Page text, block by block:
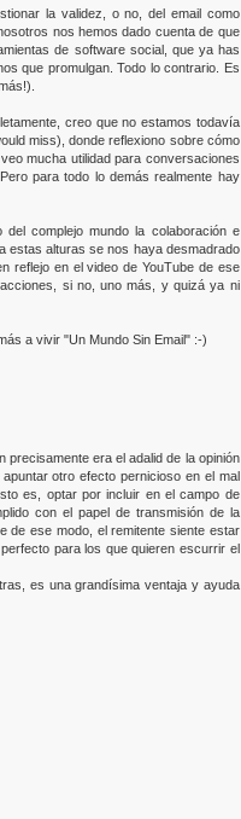
la validez, o no, del email como
nos hemos dado cuenta de que
de software social, que ya has
que promulgan. Todo lo contrario. Es
creo que no estamos todavía
miss), donde reflexiono sobre cómo
mucha utilidad para conversaciones
para todo lo demás realmente hay
complejo mundo la colaboración e
estas alturas se nos haya desmadrado
reflejo en el video de YouTube de ese
si no, uno más, y quizá ya ni
a vivir "Un Mundo Sin Email" :-)
precisamente era el adalid de la opinión
otro efecto pernicioso en el mal
es, optar por incluir en el campo de
con el papel de transmisión de la
de ese modo, el remitente siente estar
para los que quieren escurrir el
es una grandísima ventaja y ayuda